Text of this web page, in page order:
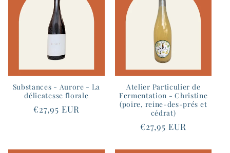
Substances - Aurore - La
délicatesse florale
Prix
€27,95 EUR
Atelier Particulier de
Fermentation - Christine
(poire, reine-des-prés et
cédrat)
Prix
€27,95 EUR